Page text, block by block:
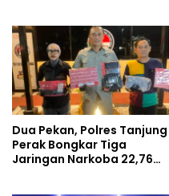
Dua Pekan, Polres Tanjung
Perak Bongkar Tiga
Jaringan Narkoba 22,76